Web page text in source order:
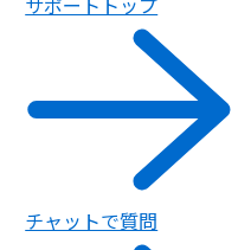
チャットで質問